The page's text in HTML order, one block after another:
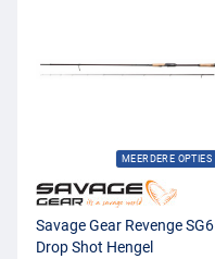
MEERDERE OPTIES
Savage Gear Revenge SG6
Drop Shot Hengel